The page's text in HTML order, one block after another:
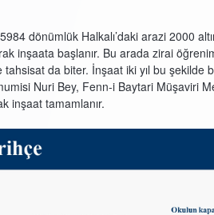
dönümlük Halkalı’daki arazi 2000
inşaata başlanır. Bu arada zirai
da biter. İnşaat iki yıl bu şekilde
Nuri Bey, Fenn-i Baytari Müşaviri
inşaat tamamlanır.